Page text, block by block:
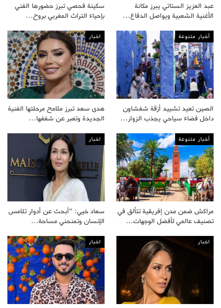
عبد العزيز الستاتي يبرز مكانة
الأغنية الشعبية ويواصل الدفاع…
سكينة فحصي تبرز حضورها الفني
بإحياء التراث المغربي بروح…
أخبار متنوعة
الصين تعيد تشييد أزقة شفشاون
داخل فضاء سياحي يجذب الزوار…
اخبار
هدى سعد تبرز ملامح مرحلتها الفنية
الجديدة وتعبر عن شغفها…
أخبار متنوعة
مراكش ضمن مدن إفريقية تتألق في
تصنيف عالمي لأفضل الوجهات…
اخبار
سعاد خيي: “أبحث عن أدوار تلامس
الإنسان وتمنحني مساحة…
اخبار اخبار